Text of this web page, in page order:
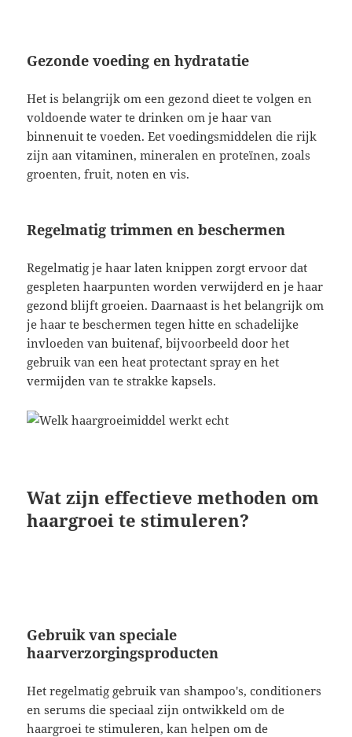
Gezonde voeding en hydratatie
Het is belangrijk om een gezond dieet te volgen en
voldoende water te drinken om je haar van
binnenuit te voeden. Eet voedingsmiddelen die rijk
zijn aan vitaminen, mineralen en proteïnen, zoals
groenten, fruit, noten en vis.
Regelmatig trimmen en beschermen
Regelmatig je haar laten knippen zorgt ervoor dat
gespleten haarpunten worden verwijderd en je haar
gezond blijft groeien. Daarnaast is het belangrijk om
je haar te beschermen tegen hitte en schadelijke
invloeden van buitenaf, bijvoorbeeld door het
gebruik van een heat protectant spray en het
vermijden van te strakke kapsels.
Wat zijn effectieve methoden om
haargroei te stimuleren?
Gebruik van speciale
haarverzorgingsproducten
Het regelmatig gebruik van shampoo's, conditioners
en serums die speciaal zijn ontwikkeld om de
haargroei te stimuleren, kan helpen om de